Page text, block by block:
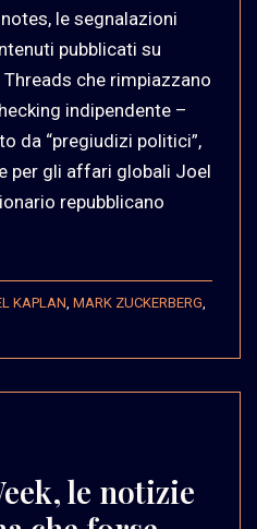
le segnalazioni
pubblicati su
che rimpiazzano
indipendente –
da “pregiudizi politici”,
per gli affari globali Joel
repubblicano
KAPLAN MARK ZUCKERBERG
le notizie